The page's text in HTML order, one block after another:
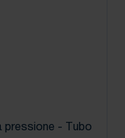
pressione - Tubo